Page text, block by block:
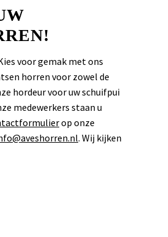
voor gemak met ons
horren voor zowel de
hordeur voor uw schuifpui
medewerkers staan u
op onze
. Wij kijken